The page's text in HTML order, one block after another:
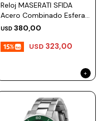
Reloj MASERATI SFIDA
Acero Combinado Esfera
44mm
USD 380,00
USD 323,00